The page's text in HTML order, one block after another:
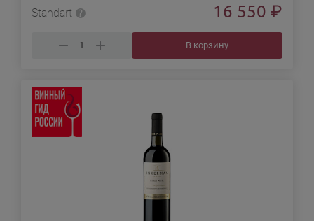
Standart
16 550 ₽
В корзину